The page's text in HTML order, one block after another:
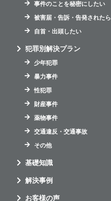
事件のことを秘密にしたい
被害届・告訴・告発されたら
自首・出頭したい
犯罪別解決プラン
少年犯罪
暴力事件
性犯罪
財産事件
薬物事件
交通違反・交通事故
その他
基礎知識
解決事例
お客様の声